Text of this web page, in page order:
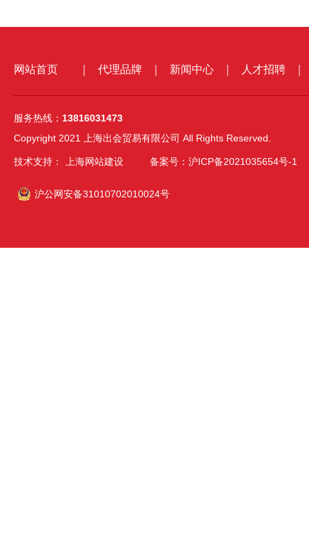
网站首页 代理品牌 新闻中心 人才招聘
服务热线： 13816031473
Copyright 2021 上海出会贸易有限公司 All Rights Reserved.
技术支持： 上海网站建设 备案号：沪ICP备2021035654号-1
沪公网安备31010702010024号